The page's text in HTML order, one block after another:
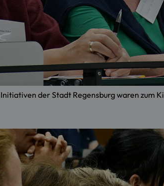
der Stadt Regensburg waren zum